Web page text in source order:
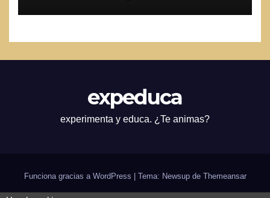
expeduca
experimenta y educa. ¿Te animas?
Funciona gracias a WordPress Tema: Newsup de Themeansar